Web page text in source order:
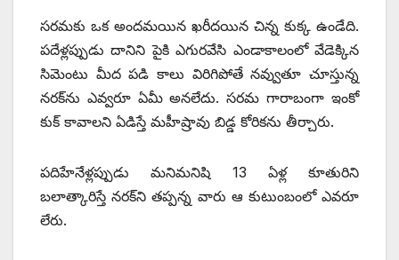
సరమకు ఒక అందమయిన ఖరీదయిన చిన్న కుక్క ఉండేది.
పదేళ్లప్పుడు దానిని పైకి ఎగురవేసి ఎండాకాలంలో వేడెక్కిన
సిమెంటు మీద పడి కాలు విరిగిపోతే నవ్వుతూ చూస్తున్న
నరక్‌ను ఎవ్వరూ ఏమీ అనలేదు. సరమ గారాబంగా ఇంకో
కుక్‌ కావాలని ఏడిస్తే మహీష్రావు బిడ్డ కోరికను తీర్చారు.
పదిహేనేళ్లప్పుడు మనిమనిషి 13 ఏళ్ల కూతురిని
బలాత్కారిస్తే నరక్‌ని తప్పన్న వారు ఆ కుటుంబంలో ఎవరూ
లేరు.